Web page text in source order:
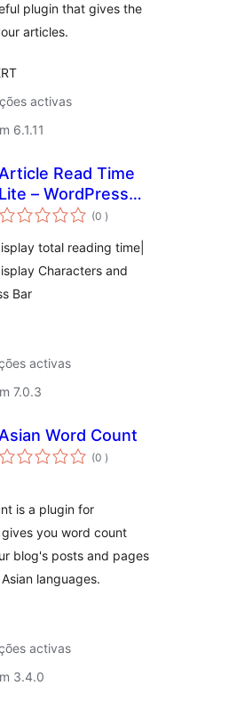
plugin that gives the
articles.
activas
6.1.11
Article Read Time
Lite – WordPress
plugin for
time and
bar
(0 classificações
)
total reading time|
Characters and
Bar
activas
7.0.3
Asian Word Count
(0 classificações
)
is a plugin for
you word count
blog's posts and pages
languages.
activas
3.4.0